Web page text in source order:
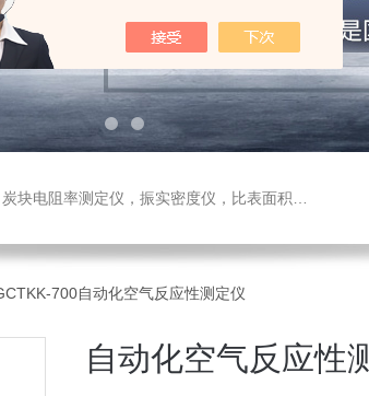
仪，真密度仪，炭块热膨胀仪，炭块透气率仪，炭块二氧化碳反应测定仪
700自动化空气反应性测定仪
自动化空气反应性